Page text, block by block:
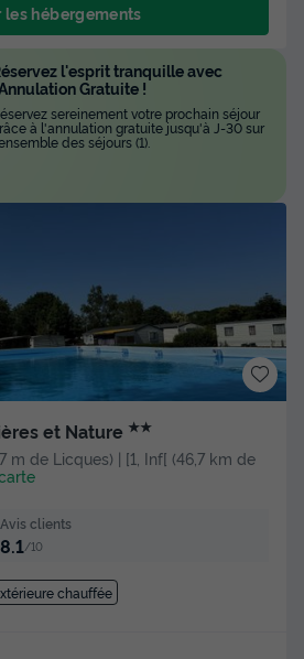
les hébergements
et Nature ★★
m de Licques) | [1, Inf[ (46,7 km de
Avis clients
8.1/10
chauffée
l'esprit tranquille avec
Gratuite !
sereinement votre prochain séjour
à l'annulation gratuite jusqu'à J-30 sur
des séjours (1).